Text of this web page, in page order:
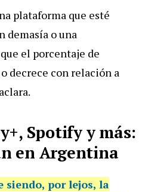
plataforma que esté
demasía o una
el porcentaje de
decrece con relación a
Spotify y más:
en Argentina
por lejos, la